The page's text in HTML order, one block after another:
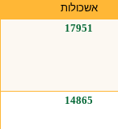
אשכולות
17951
14865